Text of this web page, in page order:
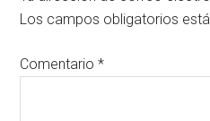
Los campos obligatorios
Comentario*